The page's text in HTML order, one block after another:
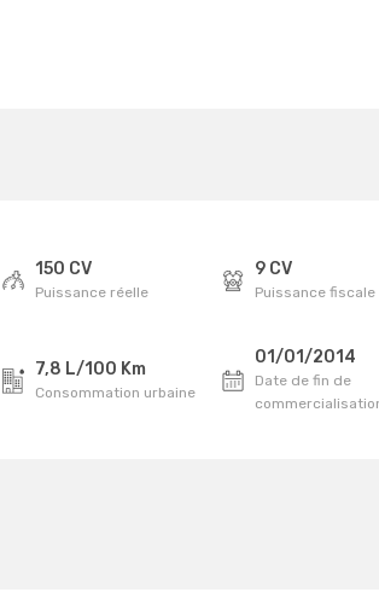
150 CV
Puissance réelle
9 CV
Puissance fiscale
7,8 L/100 Km
Consommation urbaine
01/01/2014
Date de fin de